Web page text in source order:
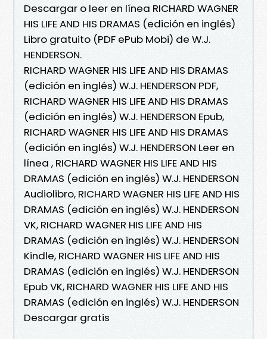
Descargar o leer en línea RICHARD WAGNER
HIS LIFE AND HIS DRAMAS (edición en inglés)
Libro gratuito (PDF ePub Mobi) de W.J.
HENDERSON.
RICHARD WAGNER HIS LIFE AND HIS DRAMAS
(edición en inglés) W.J. HENDERSON PDF,
RICHARD WAGNER HIS LIFE AND HIS DRAMAS
(edición en inglés) W.J. HENDERSON Epub,
RICHARD WAGNER HIS LIFE AND HIS DRAMAS
(edición en inglés) W.J. HENDERSON Leer en
línea , RICHARD WAGNER HIS LIFE AND HIS
DRAMAS (edición en inglés) W.J. HENDERSON
Audiolibro, RICHARD WAGNER HIS LIFE AND HIS
DRAMAS (edición en inglés) W.J. HENDERSON
VK, RICHARD WAGNER HIS LIFE AND HIS
DRAMAS (edición en inglés) W.J. HENDERSON
Kindle, RICHARD WAGNER HIS LIFE AND HIS
DRAMAS (edición en inglés) W.J. HENDERSON
Epub VK, RICHARD WAGNER HIS LIFE AND HIS
DRAMAS (edición en inglés) W.J. HENDERSON
Descargar gratis